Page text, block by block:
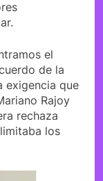
el
de la
exigencia que
Rajoy
rechaza
los